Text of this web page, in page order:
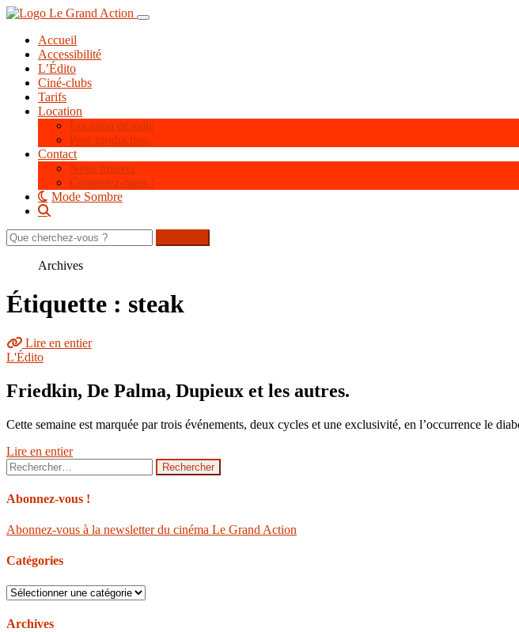
Aller
contenu
principal
Toggle navigation
Accueil
Accessibilité
L’Édito
Ciné-clubs
Tarifs
Location
Location de salle
Post-production
Contact
Nous trouver
Contactez-nous !
Mode Sombre
Rechercher
sur
Archives
Étiquette : steak
Lire en entier
L'Édito
Friedkin, De Palma, Dupieux et les autres.
Cette semaine est marquée par trois événements, deux cycles et une exclusivité, en l’occurrence le
Lire en entier
Rechercher :
Abonnez-vous !
Abonnez-vous à la newsletter du cinéma Le Grand Action
Catégories
Catégories
Archives